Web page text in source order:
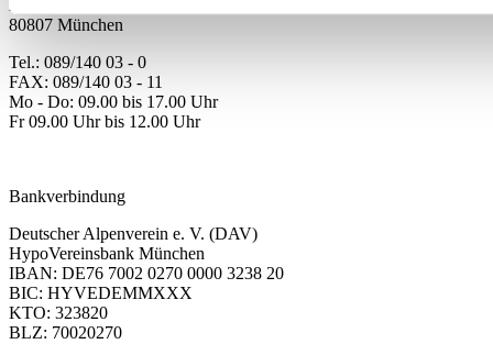
80807 München
Tel.: 089/140 03 - 0
FAX: 089/140 03 - 11
Mo - Do: 09.00 bis 17.00 Uhr
Fr 09.00 Uhr bis 12.00 Uhr
Bankverbindung
Deutscher Alpenverein e. V. (DAV)
HypoVereinsbank München
IBAN: DE76 7002 0270 0000 3238 20
BIC: HYVEDEMMXXX
KTO: 323820
BLZ: 70020270